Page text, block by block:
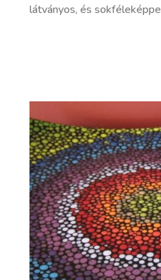
látványos, és